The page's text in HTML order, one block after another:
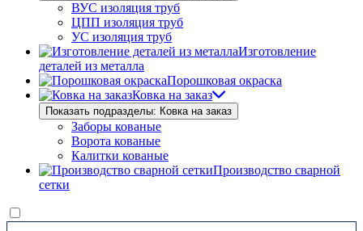
ВУС изоляция труб
ЦПП изоляция труб
УС изоляция труб
Изготовление
деталей из металла
Порошковая окраска
Ковка на заказ
Показать подразделы: Ковка на заказ
Заборы кованые
Ворота кованые
Калитки кованые
Производство сварной
сетки